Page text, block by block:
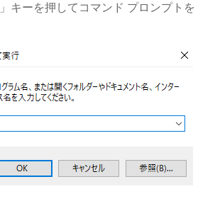
キーを押してコマンド プロンプトを